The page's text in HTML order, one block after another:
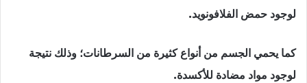
لوجود حمض الفلافونويد.
كما يحمي الجسم من أنواع كثيرة من السرطانات؛ وذلك نتيجة
لوجود مواد مضادة للأكسدة.